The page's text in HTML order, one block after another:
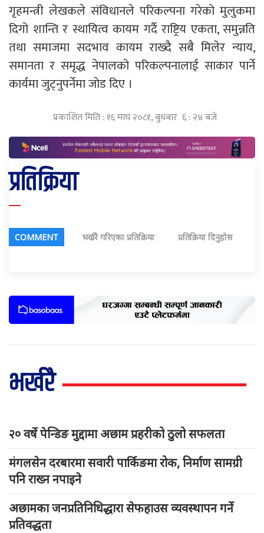
गृहमन्त्री लेखकले संविधानले परिकल्पना गरेको मुलुकमा
दिगो शान्ति र स्थायित्व कायम गर्दै राष्ट्रिय एकता, समुन्नति
तथा समाजमा सदभाव कायम राख्दै सबै मिलेर न्याय,
समानता र समृद्ध नेपालको परिकल्पनालाई साकार पार्ने
कार्यमा जुट्नुपर्नेमा जोड दिए ।
प्रकाशित मिति : १६ माघ २०८१, बुधबार ६ : २४ बजे
प्रतिक्रिया
COMMENT भर्खरै गरिएका प्रतिक्रिया प्रतिक्रिया दिनुहोस
भर्खरै
२० वर्षे पेन्डिङ मुद्दामा अछाम प्रहरीको ठुलो सफलता
मंगलसेन दरबारमा सवारी पार्किङमा रोक, निर्माण सामग्री
पनि राख्न नपाइने
अछामका जनप्रतिनिधिद्धारा सेफहाउस व्यवस्थापन गर्ने
प्रतिवद्धता